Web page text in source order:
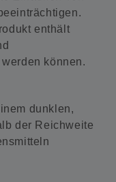
enthält
können.
dunklen,
der Reichweite